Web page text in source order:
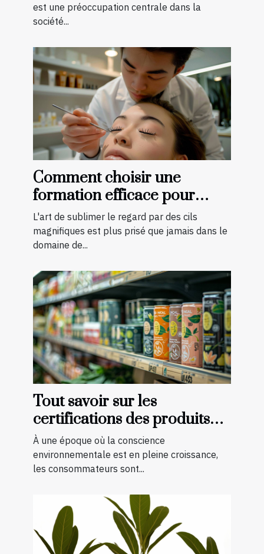
est une préoccupation centrale dans la
société...
Comment choisir une
formation efficace pour
devenir technicienne de cils
certifiée
L'art de sublimer le regard par des cils
magnifiques est plus prisé que jamais dans le
domaine de...
Tout savoir sur les
certifications des produits
bio et naturels
À une époque où la conscience
environnementale est en pleine croissance,
les consommateurs sont...